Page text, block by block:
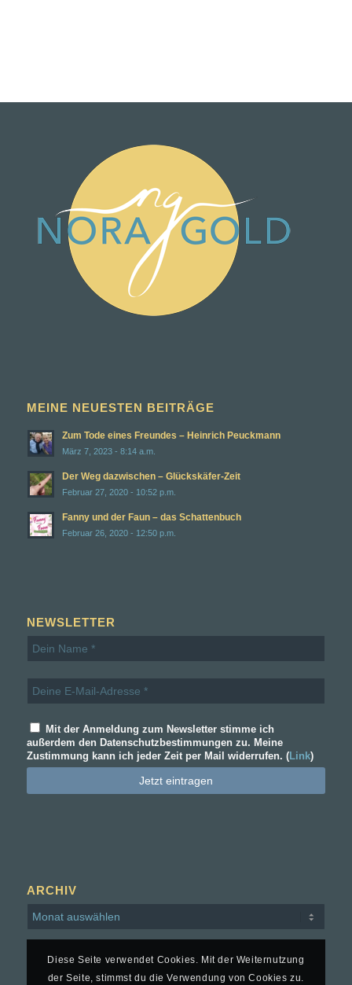
MEINE NEUESTEN BEITRÄGE
Zum Tode eines Freundes – Heinrich Peuckmann
März 7, 2023 - 8:14 a.m.
Der Weg dazwischen – Glückskäfer-Zeit
Februar 27, 2020 - 10:52 p.m.
Fanny und der Faun – das Schattenbuch
Februar 26, 2020 - 12:50 p.m.
NEWSLETTER
Mit der Anmeldung zum Newsletter stimme ich
außerdem den Datenschutzbestimmungen zu. Meine
Zustimmung kann ich jeder Zeit per Mail widerrufen. (Link)
ARCHIV
Diese Seite verwendet Cookies. Mit der Weiternutzung
der Seite, stimmst du die Verwendung von Cookies zu.